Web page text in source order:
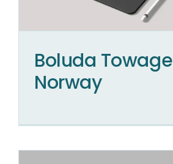
Boluda Towage
Norway